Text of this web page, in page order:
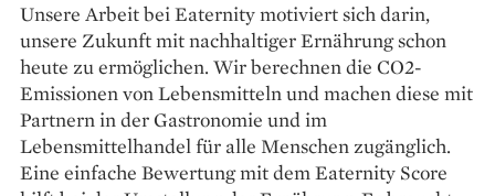
Unsere Arbeit bei Eaternity motiviert sich darin,
unsere Zukunft mit nachhaltiger Ernährung schon
heute zu ermöglichen. Wir berechnen die CO2-
Emissionen von Lebensmitteln und machen diese mit
Partnern in der Gastronomie und im
Lebensmittelhandel für alle Menschen zugänglich.
Eine einfache Bewertung mit dem Eaternity Score